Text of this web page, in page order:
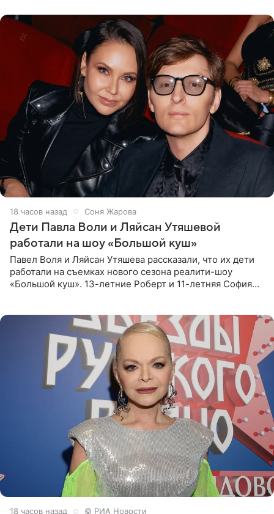
18 часов назад Соня Жарова
Дети Павла Воли и Ляйсан Утяшевой
работали на шоу «Большой куш»
Павел Воля и Ляйсан Утяшева рассказали, что их дети
работали на съемках нового сезона реалити-шоу
«Большой куш». 13-летние Роберт и 11-летняя София
18 часов назад © РИА Новости